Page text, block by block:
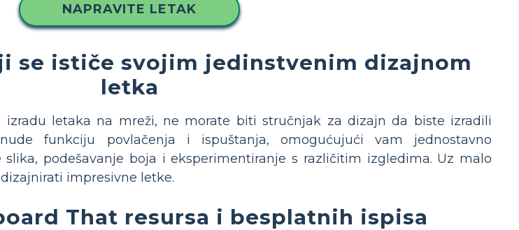
NAPRAVITE LETAK
se ističe svojim jedinstvenim dizajnom
letka
letaka na mreži, ne morate biti stručnjak za dizajn da biste izradili
funkciju povlačenja i ispuštanja, omogućujući vam jednostavno
slika, podešavanje boja i eksperimentiranje s različitim izgledima. Uz malo
impresivne letke.
That resursa i besplatnih ispisa